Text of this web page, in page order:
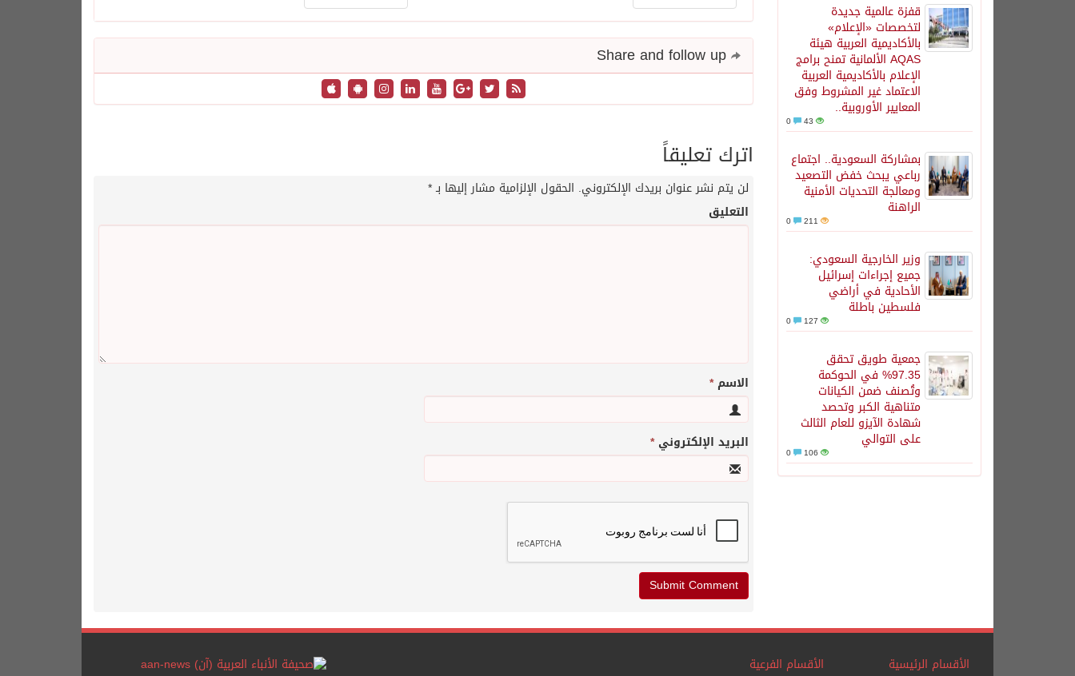
قفزة عالمية جديدة
لتخصصات «الإعلام»
بالأكاديمية العربية هيئة
AQAS الألمانية تمنح برامج
الإعلام بالأكاديمية العربية
الاعتماد غير المشروط وفق
المعايير الأوروبية..
43
بمشاركة السعودية.. اجتماع
رباعي يبحث خفض التصعيد
ومعالجة التحديات الأمنية
الراهنة
211
وزير الخارجية السعودي:
جميع إجراءات إسرائيل
الأحادية في أراضي
فلسطين باطلة
127
جمعية طويق تحقق
97.35% في الحوكمة
وتُصنف ضمن الكيانات
متناهية الكبر وتحصد
شهادة الآيزو للعام الثالث
على التوالي
106
اترك تعليقاً
لن يتم نشر عنوان بريدك الإلكتروني. الحقول الإلزامية مشار إليها بـ*
التعليق
الاسم*
البريد الإلكتروني*
الأقسام الرئيسية الأقسام الفرعية